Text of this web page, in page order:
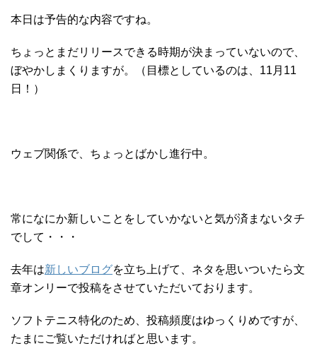
本日は予告的な内容ですね。
ちょっとまだリリースできる時期が決まっていないので、
ぼやかしまくりますが。（目標としているのは、11月11
日！）
ウェブ関係で、ちょっとばかし進行中。
常になにか新しいことをしていかないと気が済まないタチ
でして・・・
去年は新しいブログを立ち上げて、ネタを思いついたら文
章オンリーで投稿をさせていただいております。
ソフトテニス特化のため、投稿頻度はゆっくりめですが、
たまにご覧いただければと思います。